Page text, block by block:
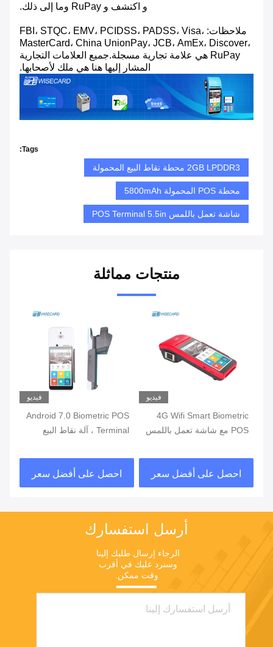
و اكتشف و RuPay وما إلى ذلك.
ملاحظات: FBI، STQC، EMV، PCIDSS، PADSS، Visa،
MasterCard، China UnionPay، JCB، AmEx، Discover،
RuPay هي علامة تجارية مسجلة.جميع العلامات التجارية
المشار إليها هنا هي ملك لأصحابها.
Tags:
2GB LPDDR3 محطة نقاط البيع المحمولة
محطة POS المحمولة 5800mAh
شاشة تعمل باللمس POS Terminal 5.5in
منتجات مماثلة
فيديو
4G Wifi Smart Biometric
POS مع شاشة تعمل باللمس
احصل على أفضل سعر
فيديو
Android 7.0 Biometric POS
Terminal ، آلة نقاط البيع
في البطارية
احصل على أفضل سعر
أرسل استفسارك
وقت ممكن.